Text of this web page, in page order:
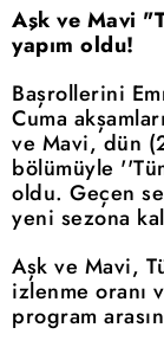
Aşk ve Mavi
yapım oldu!
Başrollerini
Cuma
ve Mavi, dün
bölümüyle
oldu. Geçen
yeni sezona
Aşk ve Mavi,
izlenme oranı
program